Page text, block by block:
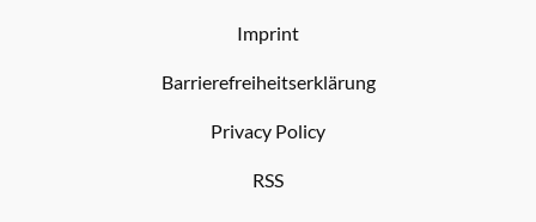
Imprint
Barrierefreiheitserklärung
Privacy Policy
RSS